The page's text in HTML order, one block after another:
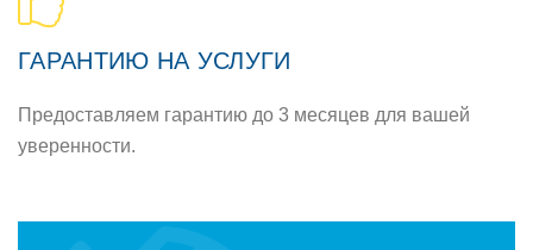
ГАРАНТИЮ НА УСЛУГИ
Предоставляем гарантию до 3 месяцев для вашей
уверенности.